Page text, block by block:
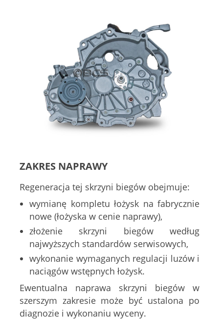
ZAKRES NAPRAWY
Regeneracja tej skrzyni biegów obejmuje:
wymianę kompletu łożysk na fabrycznie
nowe (łożyska w cenie naprawy),
złożenie skrzyni biegów według
najwyższych standardów serwisowych,
wykonanie wymaganych regulacji luzów i
naciągów wstępnych łożysk.
Ewentualna naprawa skrzyni biegów w
szerszym zakresie może być ustalona po
diagnozie i wykonaniu wyceny.